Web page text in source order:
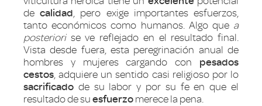
decalidad, pero exige importantes esfuerzos,
tanto económicos como humanos. Algo que a
posteriorise ve reflejado en el resultado final.
Vista desde fuera, esta peregrinación anual de
hombres y mujeres cargando con pesados
cestos, adquiere un sentido casi religioso por lo
sacrificado de su labor y por su fe en que el
resultado de suesfuerzo merece la pena.